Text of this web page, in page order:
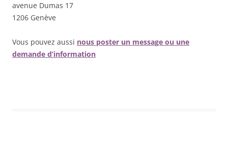
avenue Dumas 17
1206 Genève
Vous pouvez aussi nous poster un message ou une
demande d’information